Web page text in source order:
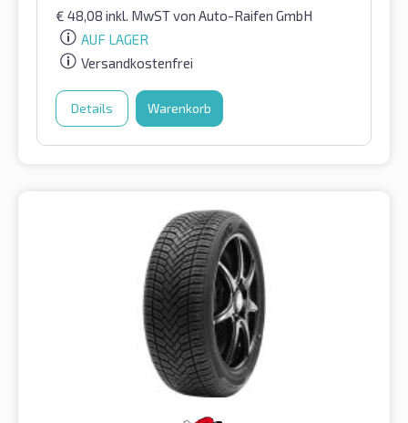
€ 48,08 inkl. MwSTvon Auto-Raifen GmbH
AUF LAGER
Versandkostenfrei
Details Warenkorb